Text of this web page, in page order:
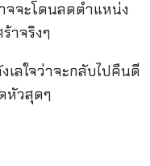
จจะโดนลดตำแหน่ง
าจริงๆ
เลใจว่าจะกลับไปคืนดี
หัวสุดๆ